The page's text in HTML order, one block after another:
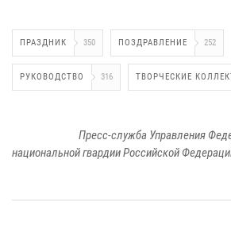
ПРАЗДНИК 350 ПОЗДРАВЛЕНИЕ 252
РУКОВОДСТВО 316 ТВОРЧЕСКИЕ
Пресс-служба Управления
национальной гвардии Российской